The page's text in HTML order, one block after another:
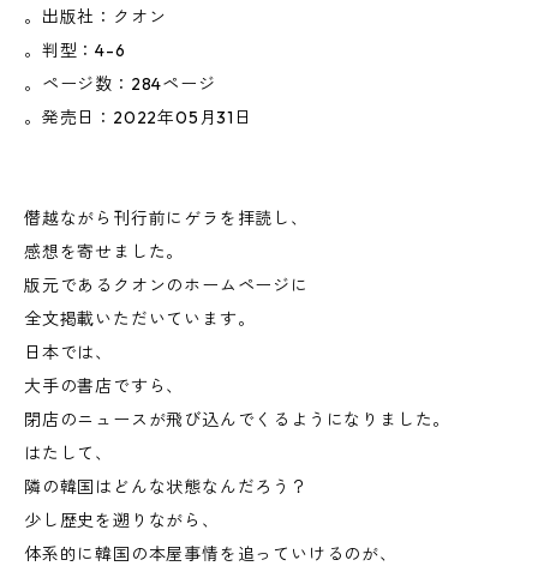
。出版社：クオン
。判型：4-6
。ページ数：284ページ
。発売日：2022年05月31日
僭越ながら刊行前にゲラを拝読し、
感想を寄せました。
版元であるクオンのホームページに
全文掲載いただいています。
日本では、
大手の書店ですら、
閉店のニュースが飛び込んでくるようになりました。
はたして、
隣の韓国はどんな状態なんだろう？
少し歴史を遡りながら、
体系的に韓国の本屋事情を追っていけるのが、